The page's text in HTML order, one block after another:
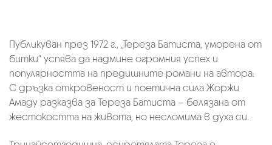
Публикуван през 1972 г., „Тереза Батиста, уморена от
битки“ успява да надмине огромния успех и
популярността на предишните романи на автора.
С дръзка откровеност и поетична сила Жоржи
Амаду разказва за Тереза Батиста – белязана от
жестокостта на живота, но несломима в духа си.